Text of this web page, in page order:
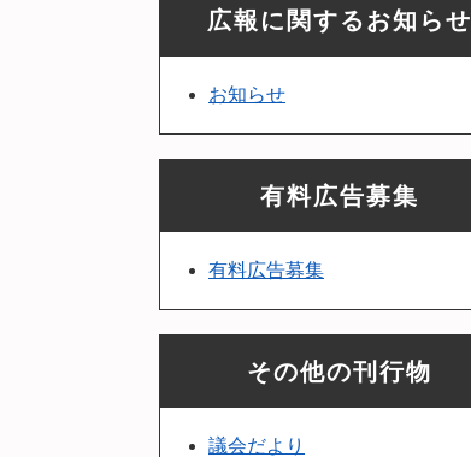
広報に関するお知らせ
お知らせ
有料広告募集
有料広告募集
その他の刊行物
議会だより